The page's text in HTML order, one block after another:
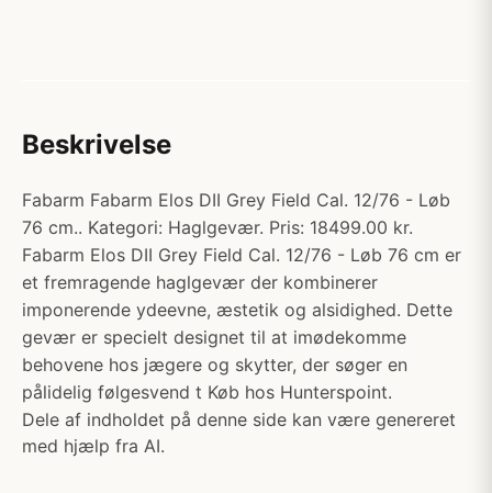
Beskrivelse
Fabarm Fabarm Elos DII Grey Field Cal. 12/76 - Løb
76 cm.. Kategori: Haglgevær. Pris: 18499.00 kr.
Fabarm Elos DII Grey Field Cal. 12/76 - Løb 76 cm er
et fremragende haglgevær der kombinerer
imponerende ydeevne, æstetik og alsidighed. Dette
gevær er specielt designet til at imødekomme
behovene hos jægere og skytter, der søger en
pålidelig følgesvend t Køb hos Hunterspoint.
Dele af indholdet på denne side kan være genereret
med hjælp fra AI.